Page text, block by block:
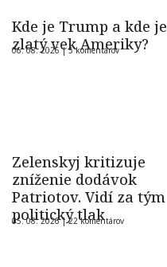
Kde je Trump a kde je
zlatý vek Ameriky?
06. 08. 2026 |5 komentárov
Zelenskyj kritizuje
zníženie dodávok
Patriotov. Vidí za tým
politický tlak
05. 08. 2026 |22 komentárov